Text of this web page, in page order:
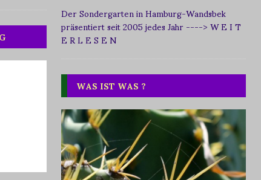
Der Sondergarten in Hamburg-Wandsbek
präsentiert seit 2005 jedes Jahr----> W E I T
E R L E S E N
WAS IST WAS ?